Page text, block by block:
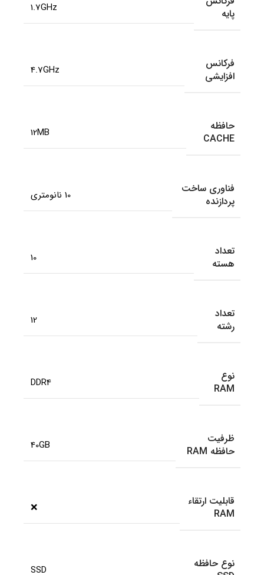
پایه
1.7GHz
فرکانس
افزایشی
4.7GHz
حافظه
CACHE
12MB
فناوری ساخت
پردازنده
10 نانومتری
تعداد
هسته
10
تعداد
رشته
12
نوع
RAM
DDR4
ظرفیت
حافظه RAM
40GB
قابلیت ارتقاء
RAM
❌
نوع حافظه
SSD